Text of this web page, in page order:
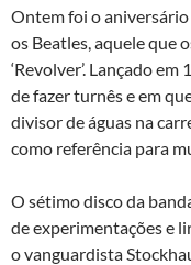
Ontem foi o
os Beatles, aquele que
‘Revolver’. Lançado
de fazer turnês e em
divisor de águas na
como referência para
O sétimo disco da
de experimentações e
o vanguardista